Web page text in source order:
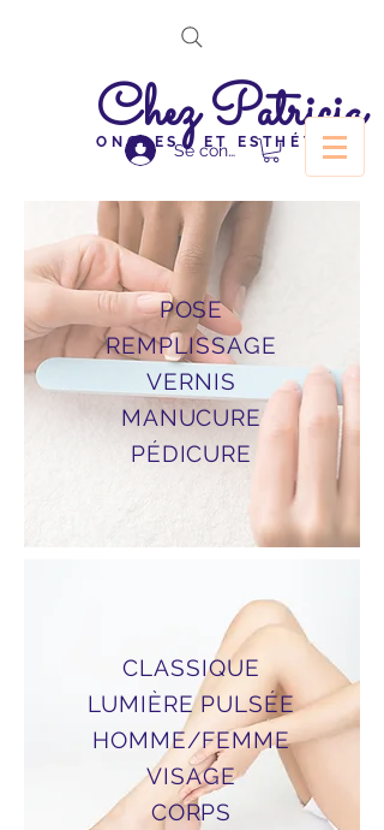
Chez Patricia
ONGLES ET ESTHÉTIQUE
Se connecter
POSE
REMPLISSAGE
VERNIS
MANUCURE
PÉDICURE
CLASSIQUE
LUMIÈRE PULSÉE
HOMME/FEMME
VISAGE
CORPS